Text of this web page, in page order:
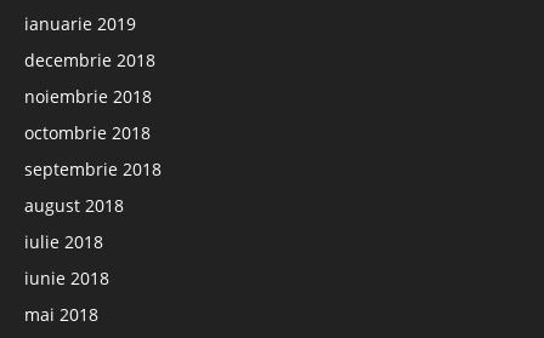
ianuarie 2019
decembrie 2018
noiembrie 2018
octombrie 2018
septembrie 2018
august 2018
iulie 2018
iunie 2018
mai 2018